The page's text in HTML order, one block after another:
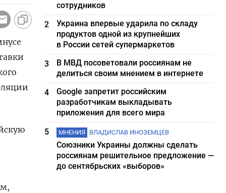
сотрудников
2
Украина впервые ударила по складу
продуктов одной из крупнейших
в России сетей супермаркетов
3
В МВД посоветовали россиянам не
делиться своим мнением в интернете
4
Google запретит российским
разработчикам выкладывать
приложения для всего мира
5
МНЕНИЯ ВЛАДИСЛАВ ИНОЗЕМЦЕВ
Союзники Украины должны сделать
россиянам решительное предложение —
до сентябрьских «выборов»